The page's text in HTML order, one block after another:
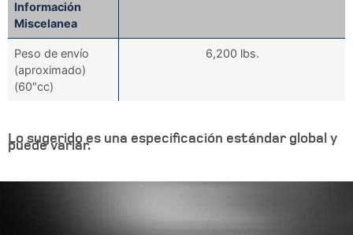
Información
Miscelanea
Peso de envío
(aproximado)
(60″cc)
6,200 lbs.
Lo sugerido es una especificación estándar global y
puede variar.